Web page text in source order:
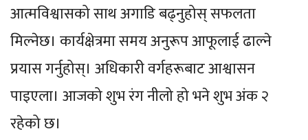
आत्मविश्वासको साथ अगाडि बढ्नुहोस् सफलता
मिल्नेछ। कार्यक्षेत्रमा समय अनुरूप आफूलाई ढाल्ने
प्रयास गर्नुहोस्। अधिकारी वर्गहरूबाट आश्वासन
पाइएला। आजको शुभ रंग नीलो हो भने शुभ अंक २
रहेको छ।